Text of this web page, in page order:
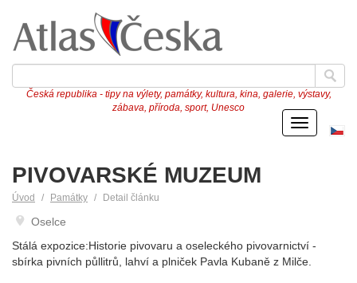
Česká republika - tipy na výlety, památky, kultura, kina, galerie, výstavy,
zábava, příroda, sport, Unesco
Menu
PIVOVARSKÉ MUZEUM
Úvod Památky Detail článku
Oselce
Stálá expozice:Historie pivovaru a oseleckého pivovarnictví -
sbírka pivních půllitrů, lahví a plniček Pavla Kubaně z Milče.